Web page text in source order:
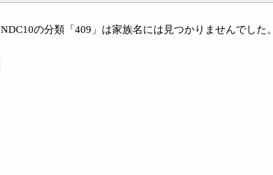
NDC10の分類「409」は家族名には見つかりませんでした。